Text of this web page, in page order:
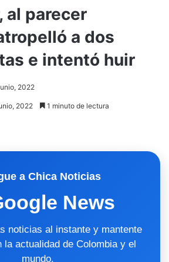
al parecer
a dos
e intentó huir
2022
2022 1 minuto de lectura
a Chica Noticias
News
noticias al instante y mantente
la actualidad de Colombia y el
mundo.